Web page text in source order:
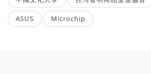
ASUS Microchip